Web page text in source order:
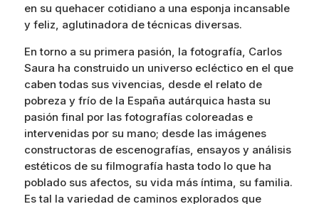
en su quehacer cotidiano a una esponja incansable
y feliz, aglutinadora de técnicas diversas.
En torno a su primera pasión, la fotografía, Carlos
Saura ha construido un universo ecléctico en el que
caben todas sus vivencias, desde el relato de
pobreza y frío de la España autárquica hasta su
pasión final por las fotografías coloreadas e
intervenidas por su mano; desde las imágenes
constructoras de escenografías, ensayos y análisis
estéticos de su filmografía hasta todo lo que ha
poblado sus afectos, su vida más íntima, su familia.
Es tal la variedad de caminos explorados que